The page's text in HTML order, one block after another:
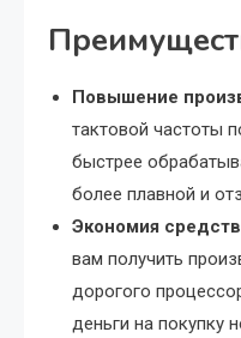
Повышение
тактовой частоты
быстрее
более плавной и
Экономия
вам получить
дорогого
деньги на покупку